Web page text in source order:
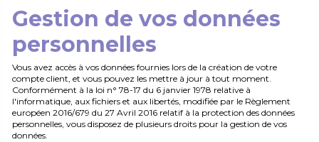
Gestion de vos données
personnelles
Vous avez accès à vos données fournies lors de la création de votre
compte client, et vous pouvez les mettre à jour à tout moment.
Conformément à la loi n° 78-17 du 6 janvier 1978 relative à
l'informatique, aux fichiers et aux libertés, modifiée par le Règlement
européen 2016/679 du 27 Avril 2016 relatif à la protection des données
personnelles, vous disposez de plusieurs droits pour la gestion de vos
données.